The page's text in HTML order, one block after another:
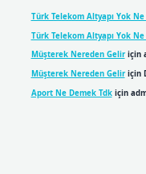
Türk Telekom Altyapı Yok Ne
Türk Telekom Altyapı Yok Ne
Müşterek Nereden Geliriçin
Müşterek Nereden Geliriçin
Aport Ne Demek Tdkiçin